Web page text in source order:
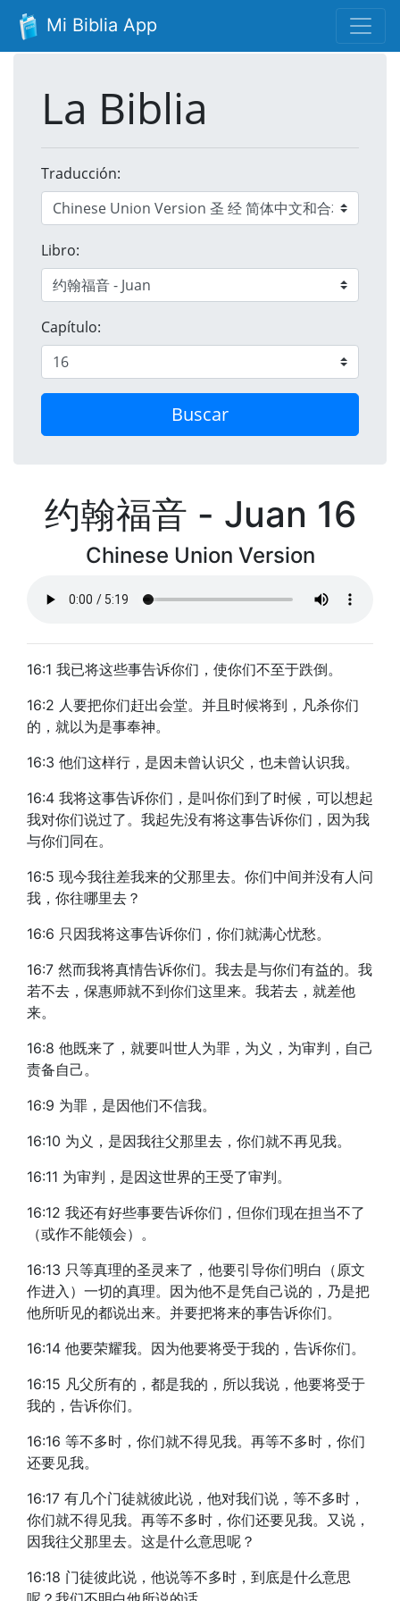
Mi Biblia App
La Biblia
Traducción:
Libro:
Capítulo:
Buscar
约翰福音 - Juan 16
Chinese Union Version
16:1 我已将这些事告诉你们，使你们不至于跌倒。
16:2 人要把你们赶出会堂。并且时候将到，凡杀你们
的，就以为是事奉神。
16:3 他们这样行，是因未曾认识父，也未曾认识我。
16:4 我将这事告诉你们，是叫你们到了时候，可以想起
我对你们说过了。我起先没有将这事告诉你们，因为我
与你们同在。
16:5 现今我往差我来的父那里去。你们中间并没有人问
我，你往哪里去？
16:6 只因我将这事告诉你们，你们就满心忧愁。
16:7 然而我将真情告诉你们。我去是与你们有益的。我
若不去，保惠师就不到你们这里来。我若去，就差他
来。
16:8 他既来了，就要叫世人为罪，为义，为审判，自己
责备自己。
16:9 为罪，是因他们不信我。
16:10 为义，是因我往父那里去，你们就不再见我。
16:11 为审判，是因这世界的王受了审判。
16:12 我还有好些事要告诉你们，但你们现在担当不了
（或作不能领会）。
16:13 只等真理的圣灵来了，他要引导你们明白（原文
作进入）一切的真理。因为他不是凭自己说的，乃是把
他所听见的都说出来。并要把将来的事告诉你们。
16:14 他要荣耀我。因为他要将受于我的，告诉你们。
16:15 凡父所有的，都是我的，所以我说，他要将受于
我的，告诉你们。
16:16 等不多时，你们就不得见我。再等不多时，你们
还要见我。
16:17 有几个门徒就彼此说，他对我们说，等不多时，
你们就不得见我。再等不多时，你们还要见我。又说，
因我往父那里去。这是什么意思呢？
16:18 门徒彼此说，他说等不多时，到底是什么意思